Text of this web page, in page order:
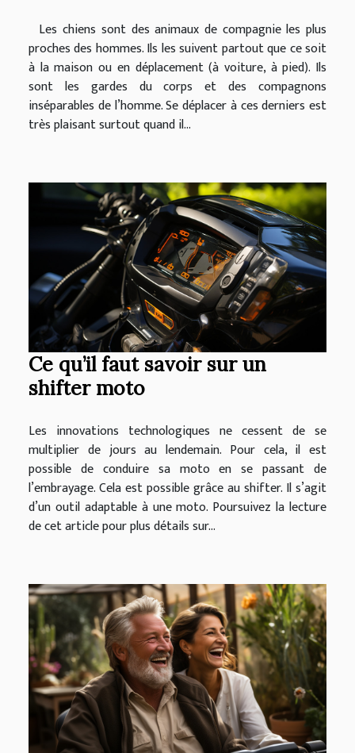
Les chiens sont des animaux de compagnie les plus
proches des hommes. Ils les suivent partout que ce soit
à la maison ou en déplacement (à voiture, à pied). Ils
sont les gardes du corps et des compagnons
inséparables de l’homme. Se déplacer à ces derniers est
très plaisant surtout quand il...
Ce qu’il faut savoir sur un
shifter moto
Les innovations technologiques ne cessent de se
multiplier de jours au lendemain. Pour cela, il est
possible de conduire sa moto en se passant de
l’embrayage. Cela est possible grâce au shifter. Il s’agit
d’un outil adaptable à une moto. Poursuivez la lecture
de cet article pour plus détails sur...